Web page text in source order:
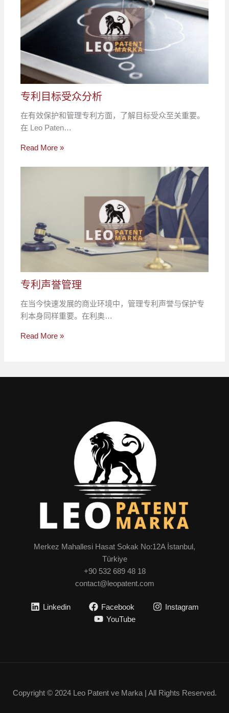
专利目标受众分析
在有效保护和管理专利方面，了解目标受众至关重要。
在 Leo Paten…
Read More »
专利声誉管理
在当今快速发展的商业环境中，管理专利声誉与保护专
利本身同样重要。在利奥…
Read More »
Merkez Mahallesi Hasat Sokak No:12A İstanbul,
Türkiye
+90 532 689 48 18
contact@leopatent.com
Linkedin Facebook
Instagram
YouTube
Copyright © 2024 Leo Patent ve Marka | All Rights Reserved.